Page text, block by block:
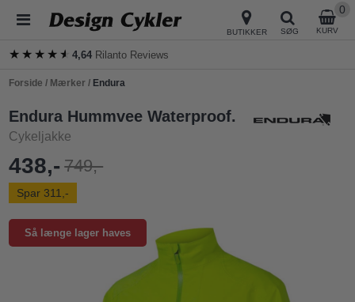
BUTIKKER SØG KURV
0
★★★★★
★★★★★4,64 Rilanto Reviews
Forside / Mærker / Endura
Endura Hummvee Waterproof.
Cykeljakke
438,- 749,-
Spar 311,-
Så længe lager haves